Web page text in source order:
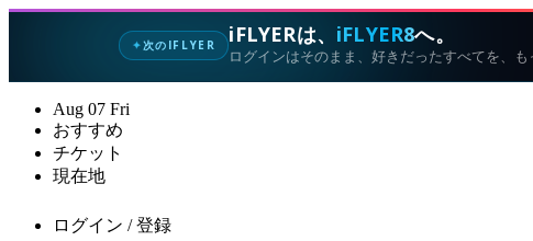
✦次のIFLYER iFLYERは、 iFLYER8へ。
ログインはそのまま、好きだったすべてを、も
Aug 07 Fri
おすすめ
チケット
現在地
ログイン / 登録